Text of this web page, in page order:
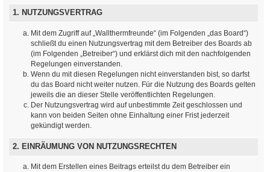
1. NUTZUNGSVERTRAG
Mit dem Zugriff auf „Wallthermfreunde“ (im Folgenden „das Board“)
schließt du einen Nutzungsvertrag mit dem Betreiber des Boards ab
(im Folgenden „Betreiber“) und erklärst dich mit den nachfolgenden
Regelungen einverstanden.
Wenn du mit diesen Regelungen nicht einverstanden bist, so darfst
du das Board nicht weiter nutzen. Für die Nutzung des Boards gelten
jeweils die an dieser Stelle veröffentlichten Regelungen.
Der Nutzungsvertrag wird auf unbestimmte Zeit geschlossen und
kann von beiden Seiten ohne Einhaltung einer Frist jederzeit
gekündigt werden.
2. EINRÄUMUNG VON NUTZUNGSRECHTEN
Mit dem Erstellen eines Beitrags erteilst du dem Betreiber ein